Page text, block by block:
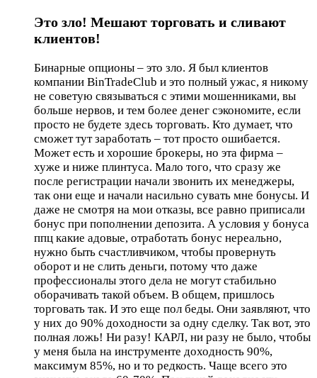
Это зло! Мешают торговать и сливают
клиентов!
Бинарные опционы – это зло. Я был клиентов
компании BinTradeClub и это полный ужас, я никому
не советую связываться с этими мошенниками, вы
больше нервов, и тем более денег сэкономите, если
просто не будете здесь торговать. Кто думает, что
сможет тут заработать – тот просто ошибается.
Может есть и хорошие брокеры, но эта фирма –
хуже и ниже плинтуса. Мало того, что сразу же
после регистрации начали звонить их менеджеры,
так они еще и начали насильно сувать мне бонусы. И
даже не смотря на мои отказы, все равно приписали
бонус при пополнении депозита. А условия у бонуса
ппц какие адовые, отработать бонус нереально,
нужно быть счастливчиком, чтобы провернуть
оборот и не слить деньги, потому что даже
профессионалы этого дела не могут стабильно
оборачивать такой объем. В общем, пришлось
торговать так. И это еще пол беды. Они заявляют, что
у них до 90% доходности за одну сделку. Так вот, это
полная ложь! Ни разу! КАРЛ, ни разу не было, чтобы
у меня была на инструменте доходность 90%,
максимум 85%, но и то редкость. Чаще всего это